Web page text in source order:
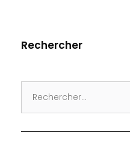
Rechercher
for: